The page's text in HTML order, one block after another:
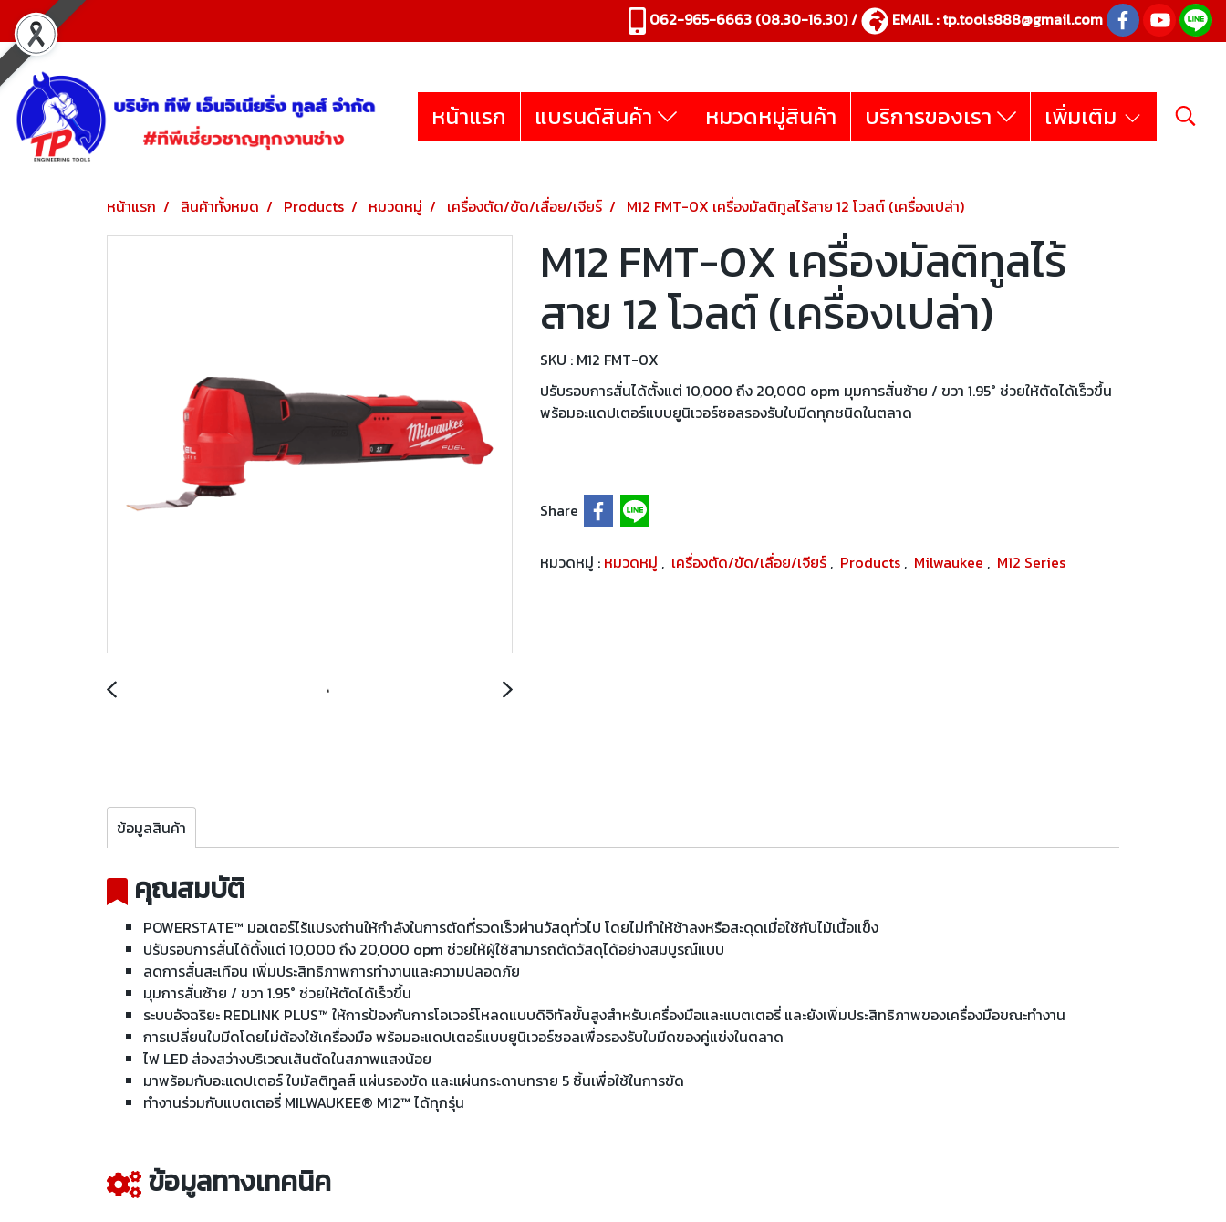
062-965-6663 (08.30-16.30) / EMAIL :tp.tools888@gmail.com
หน้าแรก แบรนด์สินค้า หมวดหมู่สินค้า บริการของเรา เพิ่มเติม
หน้าแรก สินค้าทั้งหมด Products หมวดหมู่ เครื่องตัด/ขัด/เลื่อย/เจียร์ M12 FMT-0X เครื่องมัลติทูลไร้สาย 12 โวลต์ (เครื่องเปล่า)
M12 FMT-0X เครื่องมัลติทูลไร้
สาย 12 โวลต์ (เครื่องเปล่า)
SKU : M12 FMT-0X
ปรับรอบการสั่นได้ตั้งแต่ 10,000 ถึง 20,000 opm มุมการสั่นซ้าย / ขวา 1.95° ช่วยให้ตัดได้เร็วขึ้น
พร้อมอะแดปเตอร์แบบยูนิเวอร์ซอลรองรับใบมีดทุกชนิดในตลาด
Share
หมวดหมู่ : หมวดหมู่ , เครื่องตัด/ขัด/เลื่อย/เจียร์ , Products , Milwaukee , M12 Series
ข้อมูลสินค้า
คุณสมบัติ
POWERSTATE™ มอเตอร์ไร้แปรงถ่านให้กำลังในการตัดที่รวดเร็วผ่านวัสดุทั่วไป โดยไม่ทำให้ช้าลงหรือสะดุดเมื่อใช้กับไม้เนื้อแข็ง
ปรับรอบการสั่นได้ตั้งแต่ 10,000 ถึง 20,000 opm ช่วยให้ผู้ใช้สามารถตัดวัสดุได้อย่างสมบูรณ์แบบ
ลดการสั่นสะเทือน เพิ่มประสิทธิภาพการทำงานและความปลอดภัย
มุมการสั่นซ้าย / ขวา 1.95° ช่วยให้ตัดได้เร็วขึ้น
ระบบอัจฉริยะ REDLINK PLUS™ ให้การป้องกันการโอเวอร์โหลดแบบดิจิทัลขั้นสูงสำหรับเครื่องมือและแบตเตอรี่ และยังเพิ่มประสิทธิภาพของเครื่องมือขณะทำงาน
การเปลี่ยนใบมีดโดยไม่ต้องใช้เครื่องมือ พร้อมอะแดปเตอร์แบบยูนิเวอร์ซอลเพื่อรองรับใบมีดของคู่แข่งในตลาด
ไฟ LED ส่องสว่างบริเวณเส้นตัดในสภาพแสงน้อย
มาพร้อมกับอะแดปเตอร์ ใบมัลติทูลส์ แผ่นรองขัด และแผ่นกระดาษทราย 5 ชิ้นเพื่อใช้ในการขัด
ทำงานร่วมกับแบตเตอรี่ MILWAUKEE® M12™ ได้ทุกรุ่น
ข้อมูลทางเทคนิค